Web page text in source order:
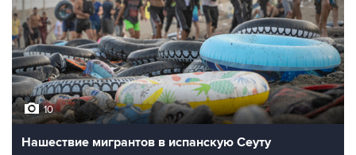
10
Нашествие мигрантов в испанскую Сеуту